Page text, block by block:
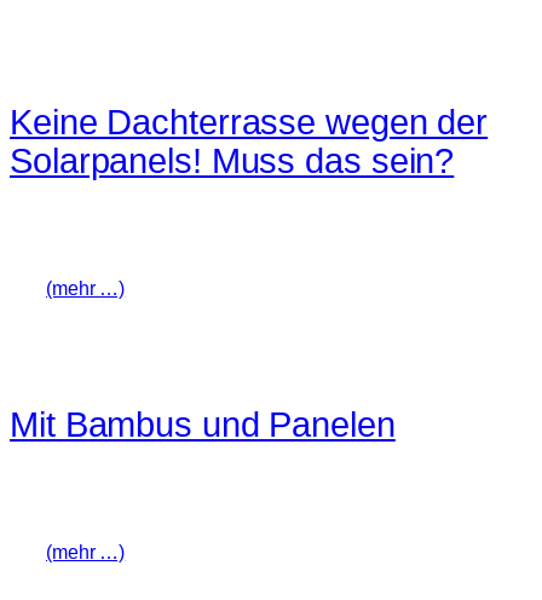
Keine Dachterrasse wegen der
Solarpanels! Muss das sein?
(mehr …)
Mit Bambus und Panelen
(mehr …)